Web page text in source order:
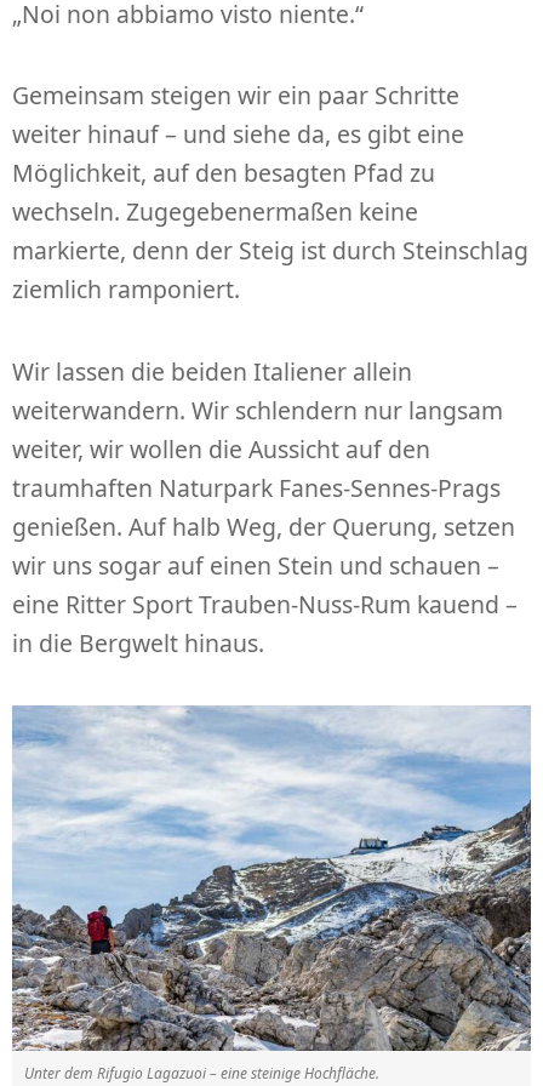
„Noi non abbiamo visto niente.“
Gemeinsam steigen wir ein paar Schritte
weiter hinauf – und siehe da, es gibt eine
Möglichkeit, auf den besagten Pfad zu
wechseln. Zugegebenermaßen keine
markierte, denn der Steig ist durch Steinschlag
ziemlich ramponiert.
Wir lassen die beiden Italiener allein
weiterwandern. Wir schlendern nur langsam
weiter, wir wollen die Aussicht auf den
traumhaften Naturpark Fanes-Sennes-Prags
genießen. Auf halb Weg, der Querung, setzen
wir uns sogar auf einen Stein und schauen –
eine Ritter Sport Trauben-Nuss-Rum kauend –
in die Bergwelt hinaus.
Unter dem Rifugio Lagazuoi – eine steinige Hochfläche.